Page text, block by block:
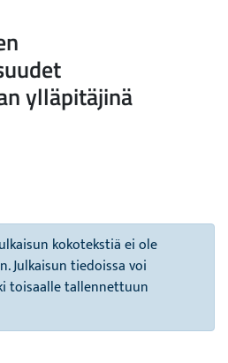
ylläpitäjinä
kokotekstiä ei ole
Julkaisun tiedoissa voi
toisaalle tallennettuun